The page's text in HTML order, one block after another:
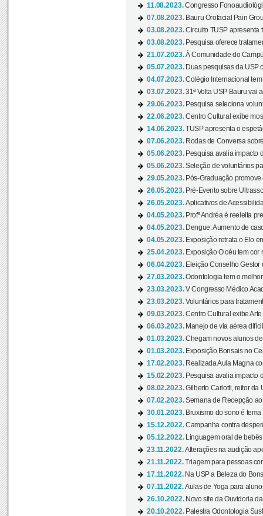
11.08.2023.Congresso
07.08.2023. Bauru Orofacial Pain
03.08.2023.Circuito TUSP apresenta
03.08.2023. Pesquisa oferece
21.07.2023.À Comunidade do
05.07.2023. Duas pesquisas da USP
04.07.2023.Colégio Internacional
03.07.2023.31ª Volta USP Bauru vai
29.06.2023. Pesquisa seleciona
22.06.2023.Centro Cultural exibe
14.06.2023.TUSP apresenta o
07.06.2023. Rodas de Conversa
05.06.2023. Pesquisa avalia impacto
05.06.2023.Seleção de voluntários
29.05.2023. Pós-Graduação
26.05.2023. Pré-Evento sobre
26.05.2023.Aplicativos de
04.05.2023. Profª Andréa é reeleita
04.05.2023. Dengue: Aumento de
04.05.2023. Exposição retrata o Elo
25.04.2023. Exposição O céu tem cor
06.04.2023. Eleição Conselho Gestor
27.03.2023.Odontologia tem o
23.03.2023.V Congresso Médico
23.03.2023.Voluntários para
09.03.2023.Centro Cultural exibe
06.03.2023. Manejo de via aérea
01.03.2023.Chegam novos alunos
01.03.2023. Exposição Bonsais no
17.02.2023. Realizada Aula Magna
15.02.2023. Pesquisa avalia impacto
08.02.2023.Gilberto Carlotti, reitor da
07.02.2023.Semana de Recepção
30.01.2023. Bruxismo do sono é
15.12.2022.Campanha contra
05.12.2022.
Linguagem oral de
23.11.2022.Alterações na audição
21.11.2022.Triagem para pessoas
17.11.2022. Na USP a Beleza do
07.11.2022.Aulas de Yoga para
26.10.2022. Novo site da Ouvidoria
20.10.2022. Palestra Odontologia